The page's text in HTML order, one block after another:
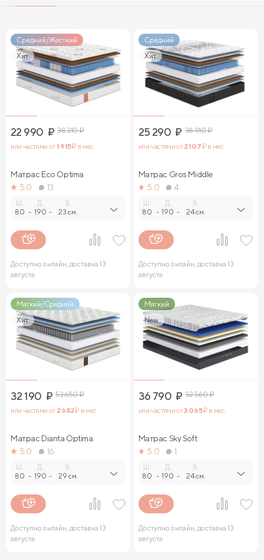
Средний/Жесткий
Хит
22 990 ₽ 38 310₽
или частями от1 915₽ в мес.
Матрас Eco Optima
5.0
13
Ш.
80 -
Д.
190 -
В.
23 см.
Доступно онлайн, доставка 13
августа
Средний
Хит
25 290 ₽ 38 910₽
или частями от2 107₽ в мес.
Матрас Gros Middle
5.0
4
Ш.
80 -
Д.
190 -
В.
24 см.
Доступно онлайн, доставка 13
августа
Мягкий/Средний
Хит
32 190 ₽ 53 650₽
или частями от 2 682₽ в мес.
Матрас Dianta Optima
5.0
16
Ш.
80 -
Д.
190 -
В.
29 см.
Доступно онлайн, доставка 13
августа
Мягкий
New
36 790 ₽ 52 560₽
или частями от3 065₽ в мес.
Матрас Sky Soft
5.0
1
Ш.
80 -
Д.
190 -
В.
24 см.
Доступно онлайн, доставка 13
августа